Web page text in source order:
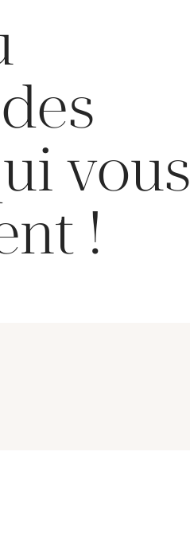
vous
!
de Crédit Municipal de Paris